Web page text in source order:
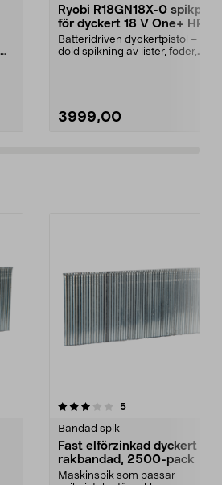
Ryobi R18GN18X-0 spikpistol
för dyckert 18 V One+ HP
Batteridriven dyckertpistol – för
dold spikning av lister, foder,
3999,00
5recensioner
Bandad spik
Fast elförzinkad dyckert
rakbandad, 2500-pack
Maskinspik som passar
3.0av 5 stjärnor